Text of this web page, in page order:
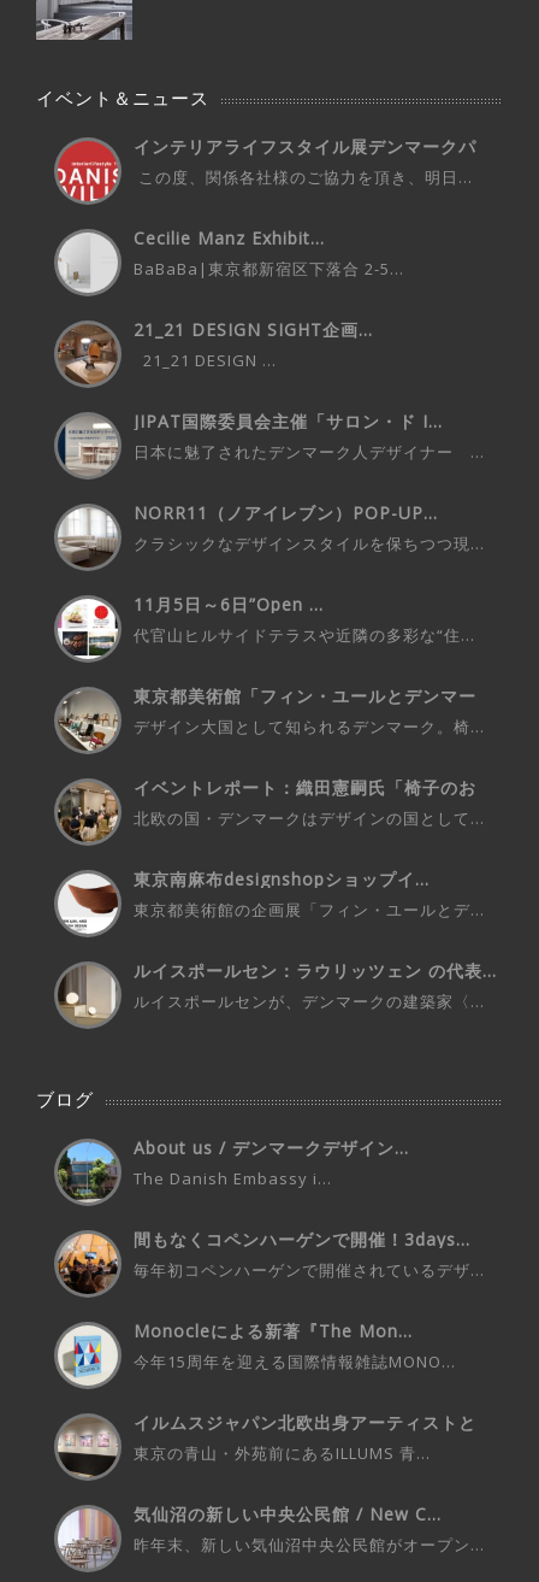
イベント＆ニュース
インテリアライフスタイル展デンマークパ
この度、関係各社様のご協力を頂き、明日...
Cecilie Manz Exhibit...
BaBaBa|東京都新宿区下落合 2-5...
21_21 DESIGN SIGHT企画...
21_21 DESIGN ...
JIPAT国際委員会主催「サロン・ド I...
日本に魅了されたデンマーク人デザイナー ...
NORR11（ノアイレブン）POP-UP...
クラシックなデザインスタイルを保ちつつ現...
11月5日～6日”Open ...
代官山ヒルサイドテラスや近隣の多彩な“住...
東京都美術館「フィン・ユールとデンマー
デザイン大国として知られるデンマーク。椅...
イベントレポート：織田憲嗣氏「椅子のお
話...
北欧の国・デンマークはデザインの国として...
東京南麻布designshopショップイ...
東京都美術館の企画展「フィン・ユールとデ...
ルイスポールセン：ラウリッツェン の代表...
ルイスポールセンが、デンマークの建築家〈...
ブログ
About us / デンマークデザイン...
The Danish Embassy i...
間もなくコペンハーゲンで開催！3days...
毎年初コペンハーゲンで開催されているデザ...
Monocleによる新著『The Mon...
今年15周年を迎える国際情報雑誌MONO...
イルムスジャパン北欧出身アーティストと
の...
東京の青山・外苑前にあるILLUMS 青...
気仙沼の新しい中央公民館 / New C...
昨年末、新しい気仙沼中央公民館がオープン...